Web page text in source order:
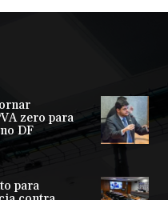
zero para
DF
para